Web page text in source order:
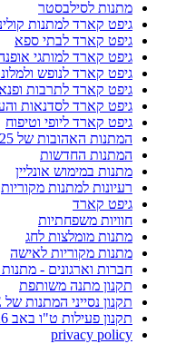
מתנות לסילבסטר
גיפט קארד למתנות
גיפט קארד לבתי ספא
גיפט קארד למותגי
גיפט קארד לנופש
גיפט קארד לתרבות
גיפט קארד לסדנאות
גיפט קארד ליופי וטיפוח
המתנות האהובות של 2025
המתנות החדשות
מתנות במימוש אונליין
רעיונות למתנות מקוריות
גיפט קארד
חוויות משפחתיות
מתנות מומלצות לחג
מתנות מקוריות לאישה
חברות וארגונים -
תקנון מתנה משותפת
תקנון נסייני המתנות של BUYME
תקנון פעילות ט"ו באב 2026
privacy policy